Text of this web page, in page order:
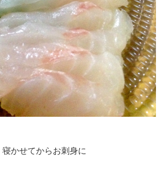
寝かせてからお刺身に